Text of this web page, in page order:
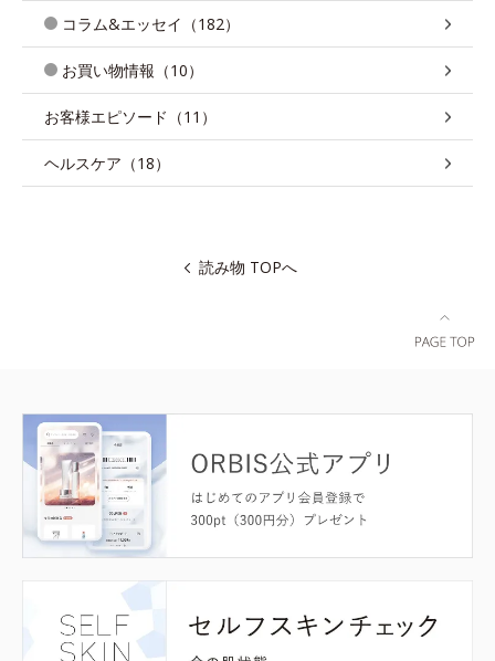
コラム&エッセイ（182）
お買い物情報（10）
お客様エピソード（11）
ヘルスケア（18）
読み物 TOPへ